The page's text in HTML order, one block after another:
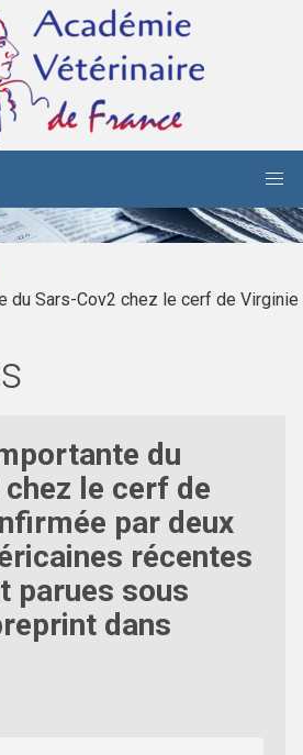
du Sars-Cov2 chez le cerf de
du
le cerf de
par deux
récentes
parues sous
dans